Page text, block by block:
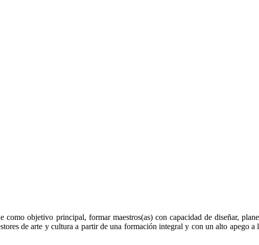
objetivo principal, formar maestros(as) con capacidad de diseñar,
de arte y cultura a partir de una formación integral y con un alto apego